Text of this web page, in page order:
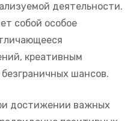
деятельности.
собой особое
креативным
шансов.
достижении важных